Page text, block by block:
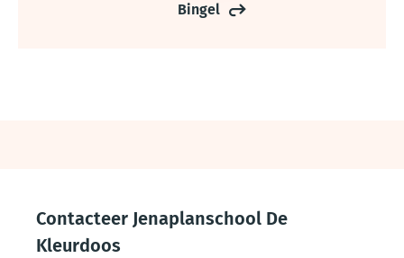
Bingel
footerContacteer Jenaplanschool De
Kleurdoos